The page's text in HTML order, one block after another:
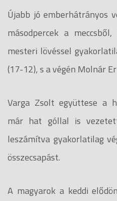
Újabb jó emberhátrányos
másodpercek a
mesteri lövéssel
(17-12), s a végén Molnár
Varga Zsolt együttese a
már hat góllal is
leszámítva gyakorlatilag
összecsapást.
A magyarok a keddi